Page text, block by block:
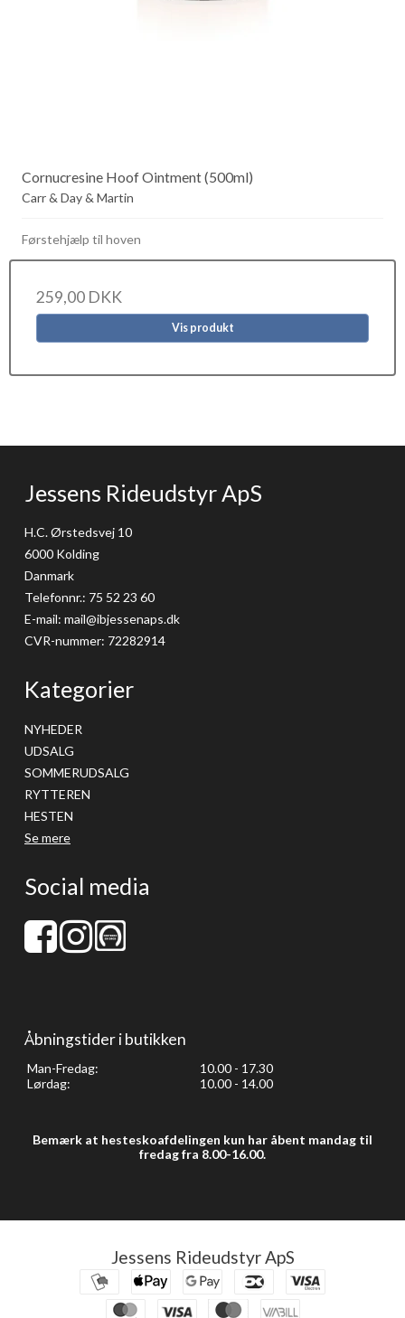
Cornucresine Hoof Ointment (500ml)
Carr & Day & Martin
Førstehjælp til hoven
259,00 DKK
Vis produkt
Jessens Rideudstyr ApS
H.C. Ørstedsvej 10
6000 Kolding
Danmark
Telefonnr.: 75 52 23 60
E-mail: mail@ibjessenaps.dk
CVR-nummer: 72282914
Kategorier
NYHEDER
UDSALG
SOMMERUDSALG
RYTTEREN
HESTEN
Se mere
Social media
Åbningstider i butikken
Man-Fredag:
10.00 - 17.30
Lørdag:
10.00 - 14.00
Bemærk at hesteskoafdelingen kun har åbent mandag til
fredag fra 8.00-16.00.
Jessens Rideudstyr ApS